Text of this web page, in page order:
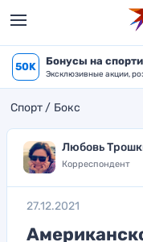
50K Бонусы на
Эксклюзивные акции,
Спорт Бокс
Любовь
Корреспондент
27.12.2021